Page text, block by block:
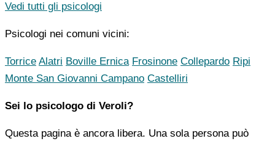
Vedi tutti gli psicologi
Psicologi nei comuni vicini:
Torrice Alatri Boville Ernica Frosinone Collepardo Ripi
Monte San Giovanni Campano Castelliri
Sei lo psicologo di Veroli?
Questa pagina è ancora libera. Una sola persona può